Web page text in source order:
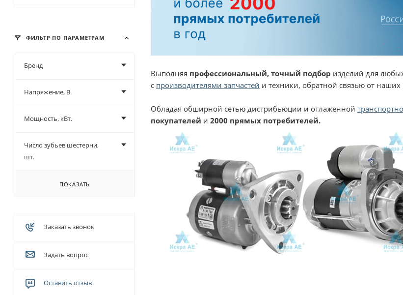
Выполняя профессиональный, точный подбор изделий для
с производителями запчастей и техники, обратной связью от
Обладая обширной сетью дистрибьюции и отлаженной
покупателей и 2000 прямых потребителей.
ФИЛЬТР ПО ПАРАМЕТРАМ
Бренд
Напряжение, В.
Мощность, кВт.
Число зубьев шестерни,
шт.
ПОКАЗАТЬ
Заказать звонок
Задать вопрос
Оставить отзыв